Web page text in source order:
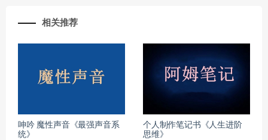
相关推荐
呻吟 魔性声音《最强声音系
统》
个人制作笔记书《人生进阶
思维》